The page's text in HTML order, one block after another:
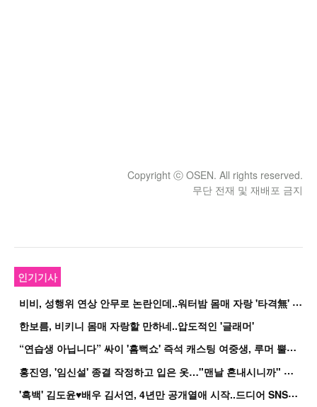
Copyright ⓒ OSEN. All rights reserved.
무단 전재 및 재배포 금지
인기기사
비
비, 성행위 연상 안무로 논란인데..워터밤 몸매 자랑 '타격無' 근황
한보름, 비키니 몸매 자랑할 만하네..압도적인 '글래머'
“
연습생 아닙니다” 싸이 '흠뻑쇼' 즉석 캐스팅 여중생, 루머 뿔났다[Oh!쎈 이...
홍
진영, '임신설' 종결 작정하고 입은 옷…"맨날 혼내시니까" 억울
'
흑백' 김도윤♥배우 김서연, 4년만 공개열애 시작..드디어 SNS에 노출 [핫피...